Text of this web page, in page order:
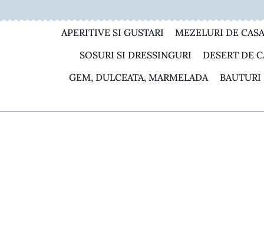
to
APERITIVE SI GUSTARI
MEZELURI DE
SOSURI SI DRESSINGURI
DESERT DE
GEM, DULCEATA, MARMELADA
BAUTURI